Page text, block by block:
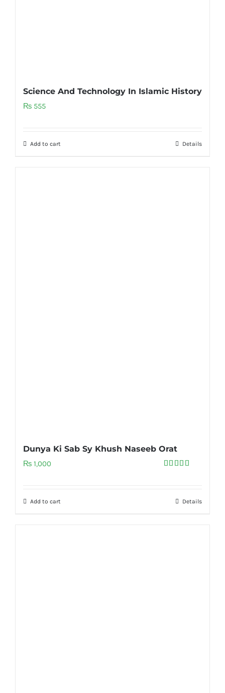
Science And Technology In Islamic History
₨ 555
Add to cart Details
Dunya Ki Sab Sy Khush Naseeb Orat
₨ 1,000
Add to cart Details